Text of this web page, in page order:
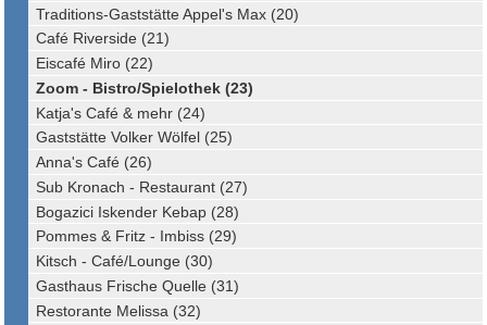
Traditions-Gaststätte Appel's Max (20)
Café Riverside (21)
Eiscafé Miro (22)
Zoom - Bistro/Spielothek (23)
Katja's Café & mehr (24)
Gaststätte Volker Wölfel (25)
Anna's Café (26)
Sub Kronach - Restaurant (27)
Bogazici Iskender Kebap (28)
Pommes & Fritz - Imbiss (29)
Kitsch - Café/Lounge (30)
Gasthaus Frische Quelle (31)
Restorante Melissa (32)